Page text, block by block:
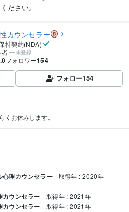
ださい。
カウンセラー
持契約(NDA)
未登録
フォロワー154
フォロー154
理カウンセラー 取得年 : 2020年
ウンセラー 取得年 : 2021年
ウンセラー 取得年 : 2021年